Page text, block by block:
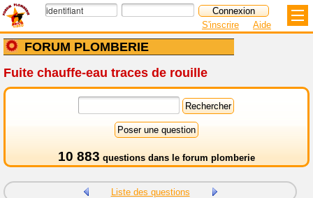
FORUM PLOMBERIE
S'inscrire Aide
Fuite chauffe-eau traces de rouille
10 883 questions dans le forum plomberie
Liste des questions